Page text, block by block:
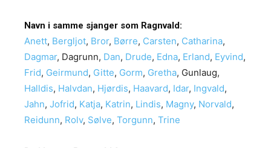
Navn i samme sjanger som Ragnvald:
Anett, Bergljot, Bror, Børre, Carsten, Catharina,
Dagmar, Dagrunn, Dan, Drude, Edna, Erland, Eyvind,
Frid, Geirmund, Gitte, Gorm, Gretha, Gunlaug,
Halldis, Halvdan, Hjørdis, Haavard, Idar, Ingvald,
Jahn, Jofrid, Katja, Katrin, Lindis, Magny, Norvald,
Reidunn, Rolv, Sølve, Torgunn, Trine